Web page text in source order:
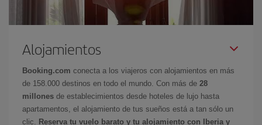
Alojamientos
Booking.com conecta a los viajeros con alojamientos en más
de 158.000 destinos en todo el mundo. Con más de 28
millones de establecimientos desde hoteles de lujo hasta
apartamentos, el alojamiento de tus sueños está a tan sólo un
clic.
Reserva tu vuelo barato y tu alojamiento con Iberia y